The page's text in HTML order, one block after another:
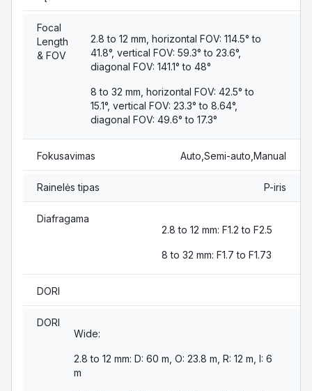
Focal
Length
& FOV
2.8 to 12 mm, horizontal FOV: 114.5° to
41.8°, vertical FOV: 59.3° to 23.6°,
diagonal FOV: 141.1° to 48°
8 to 32 mm, horizontal FOV: 42.5° to
15.1°, vertical FOV: 23.3° to 8.64°,
diagonal FOV: 49.6° to 17.3°
Fokusavimas Auto,Semi-auto,Manual
Rainelės tipas P-iris
Diafragama
2.8 to 12 mm: F1.2 to F2.5
8 to 32 mm: F1.7 to F1.73
DORI
DORI
Wide:
2.8 to 12 mm: D: 60 m, O: 23.8 m, R: 12 m, I: 6
m